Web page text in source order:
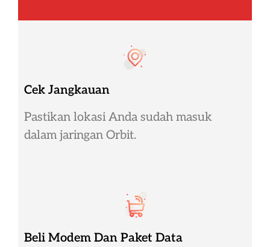
Cek Jangkauan
Pastikan lokasi Anda sudah masuk
dalam jaringan Orbit.
Beli Modem Dan Paket Data